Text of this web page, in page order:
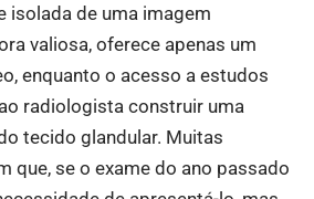
isolada de uma imagem
valiosa, oferece apenas um
enquanto o acesso a estudos
radiologista construir uma
tecido glandular. Muitas
que, se o exame do ano passado